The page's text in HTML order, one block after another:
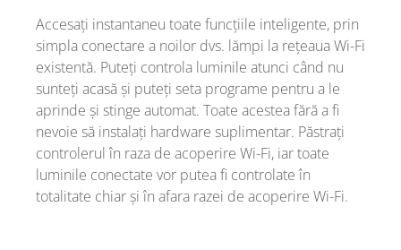
Accesați instantaneu toate funcțiile inteligente, prin
simpla conectare a noilor dvs. lămpi la rețeaua Wi-Fi
existentă. Puteți controla luminile atunci când nu
sunteți acasă și puteți seta programe pentru a le
aprinde și stinge automat. Toate acestea fără a fi
nevoie să instalați hardware suplimentar. Păstrați
controlerul în raza de acoperire Wi-Fi, iar toate
luminile conectate vor putea fi controlate în
totalitate chiar și în afara razei de acoperire Wi-Fi.